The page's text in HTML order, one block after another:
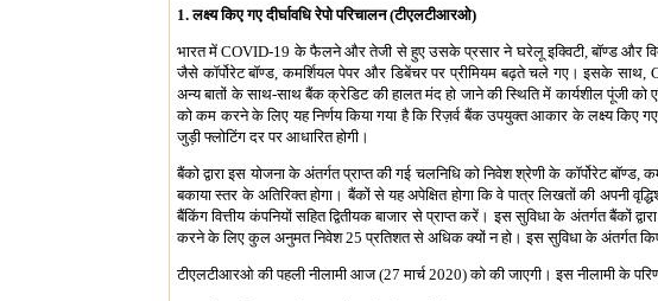
1. लक्ष्य किए गए दीर्घावधि रेपो परिचालन (टीएलटीआरओ)
भारत में COVID-19 के फैलने और तेजी से हुए उसके प्रसार ने घरेलू इक्विटी, बॉण्ड और
जैसे कॉर्पोरेट बॉण्ड, कमर्शियल पेपर और डिबेंचर पर प्रीमियम बढ़ते चले गए। इसके साथ,
अन्य बातों के साथ-साथ बैंक क्रेडिट की हालत मंद हो जाने की स्थिति में कार्यशील पूंजी को
को कम करने के लिए यह निर्णय किया गया है कि रिज़र्व बैंक उपयुक्त आकार के लक्ष्य किए
जुड़ी फ्लोटिंग दर पर आधारित होगी।
बैंको द्वारा इस योजना के अंतर्गत प्राप्त की गई चलनिधि को निवेश श्रेणी के कॉर्पोरेट बॉण्ड,
बकाया स्तर के अतिरिक्त होगा। बैंकों से यह अपेक्षित होगा कि वे पात्र लिखतों की अपनी
बैंकिंग वित्तीय कंपनियों सहित द्वितीयक बाजार से प्राप्त करें। इस सुविधा के अंतर्गत बैंकों
करने के लिए कुल अनुमत निवेश 25 प्रतिशत से अधिक क्यों न हो। इस सुविधा के अंतर्गत
टीएलटीआरओ की पहली नीलामी आज (27 मार्च 2020) को की जाएगी। इस नीलामी के